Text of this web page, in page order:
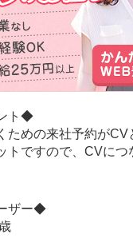
ト◆
ための来社予約がCV
トですので、CVにつ
ザー◆